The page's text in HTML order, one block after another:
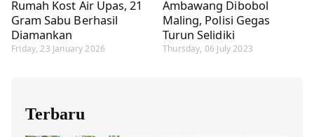
Rumah Kost Air Upas, 21
Gram Sabu Berhasil
Diamankan
Friday, 23 January 2026
Ambawang Dibobol
Maling, Polisi Gegas
Turun Selidiki
Thursday, 06 July 2023
Terbaru